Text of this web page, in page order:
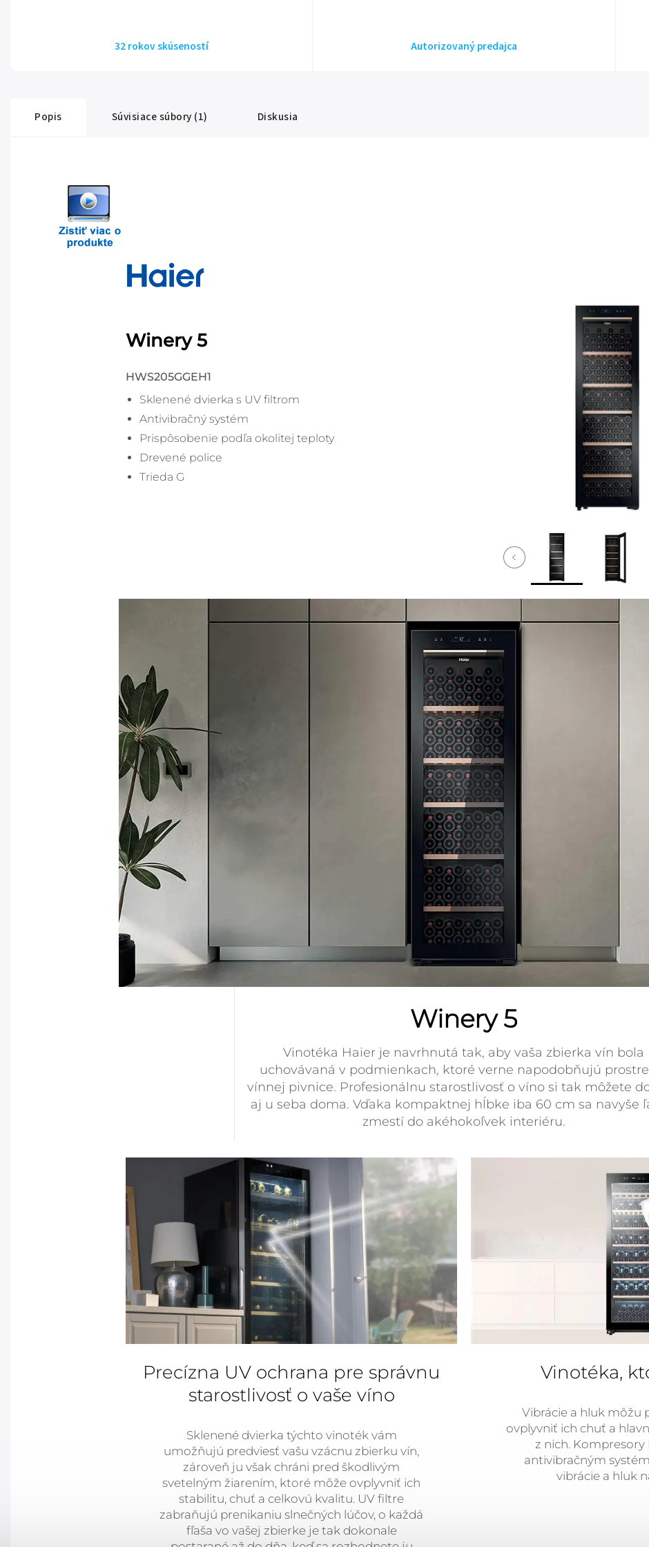
32 rokov skúseností Autorizovaný predajca
Popis Súvisiace súbory (1) Diskusia
Winery 5
HWS205GGEH1
Sklenené dvierka s UV filtrom
Antivibračný systém
Prispôsobenie podľa okolitej teploty
Drevené police
Trieda G
Winery 5
Vinotéka Haier je navrhnutá tak, aby vaša zbierka vín bola
uchovávaná v podmienkach, ktoré verne napodobňujú
vínnej pivnice. Profesionálnu starostlivosť o víno si tak môžete
aj u seba doma. Vďaka kompaktnej hĺbke iba 60 cm sa navyše
zmestí do akéhokoľvek interiéru.
Precízna UV ochrana pre správnu
starostlivosť o vaše víno
Sklenené dvierka týchto vinoték vám
umožňujú predviesť vašu vzácnu zbierku vín,
zároveň ju však chráni pred škodlivým
svetelným žiarením, ktoré môže ovplyvniť ich
stabilitu, chuť a celkovú kvalitu. UV filtre
zabraňujú prenikaniu slnečných lúčov, o každá
fľaša vo vašej zbierke je tak dokonale
Vinotéka,
Vibrácie a hluk môžu
ovplyvniť ich chuť a
z nich.
antivibračným
vibrácie a hluk